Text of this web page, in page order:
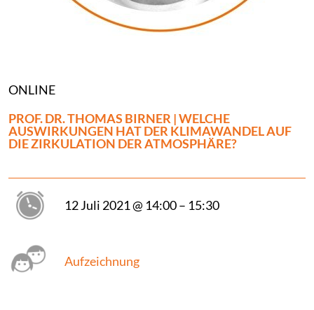
ONLINE
PROF. DR. THOMAS BIRNER | WELCHE
AUSWIRKUNGEN HAT DER KLIMAWANDEL AUF
DIE ZIRKULATION DER ATMOSPHÄRE?
12 Juli 2021 @ 14:00 – 15:30
Aufzeichnung